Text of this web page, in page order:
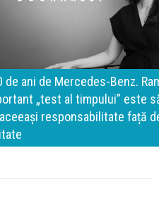
Ramona Pîrlog: Cel mai
să inovăm constant, dar
de oameni, siguranță și